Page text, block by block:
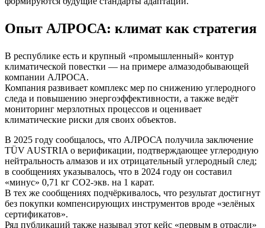
Опыт АЛРОСА: климат как стратегия
В республике есть и крупный «промышленный» контур
климатической повестки — на примере алмазодобывающей
компании АЛРОСА.
Компания развивает комплекс мер по снижению углеродного
следа и повышению энергоэффективности, а также ведёт
мониторинг мерзлотных процессов и оценивает
климатические риски для своих объектов.
В 2025 году сообщалось, что АЛРОСА получила заключение
TÜV AUSTRIA о верификации, подтверждающее углеродную
нейтральность алмазов и их отрицательный углеродный след;
в сообщениях указывалось, что в 2024 году он составил
«минус» 0,71 кг CO2‑экв. на 1 карат.
В тех же сообщениях подчёркивалось, что результат достигнут
без покупки компенсирующих инструментов вроде «зелёных
сертификатов».
Ряд публикаций также называл этот кейс «первым в отрасли»